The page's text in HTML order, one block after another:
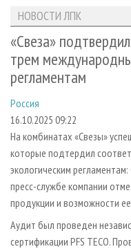
ЛЕСОЗАГОТОВКА
ЛЕСОПИЛЕНИЕ
ДЕРЕВООБРАБОТКА
СУШКА ДРЕВЕСИНЫ
ПРОИЗВОДСТВО
ДЕРЕВЯННОЕ
ПРОИЗВОДСТВО
БИОЭНЕРГЕТИКА
ЦБП
ИНСТРУМЕНТ И
НОВОСТИ ЛПК
НОВОСТИ ЖУРНАЛА
НОВОСТИ КОМПАНИЙ
ПРОЕКТЫ ЛПИ
АНАЛИТИКА
ПРЕДПРИЯТИЯ ЛПК
ЛЕСНЫЕ РЕГИОНЫ
ПЕРСОНЫ
МОБИЛЬНЫЕ ВЫСТАВКИ
ОФИЦИАЛЬНЫЕ
ПРИОРИТЕТНЫЕ
RUSSIAN FORESTRY
БИБЛИОТЕКА
АРХИВ
АРХИВ ЖУРНАЛОВ
СТАТЬИ
О ЖУРНАЛЕ
ПОДПИСКА
КОНТАКТЫ
РЕКЛАМОДАТЕЛЯМ
РЕКЛАМА
РЕКЛАМА НА САЙТЕ
НОВОСТИ ЛПК
«Свеза»
трем
регламентам
Россия
16.10.2025 09:22
На комбинатах «Свезы»
которые подтердил
экологическим регламентам:
пресс-службе компании
продукции и возможности
Аудит был проведен
сертификации PFS TECO.